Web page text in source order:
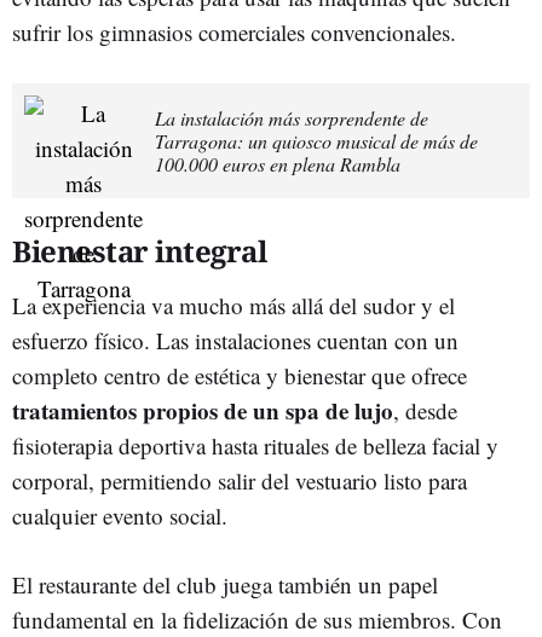
sufrir los gimnasios comerciales convencionales.
La instalación más sorprendente de
Tarragona: un quiosco musical de más de
100.000 euros en plena Rambla
Bienestar integral
La experiencia va mucho más allá del sudor y el
esfuerzo físico. Las instalaciones cuentan con un
completo centro de estética y bienestar que ofrece
tratamientos propios de un spa de lujo, desde
fisioterapia deportiva hasta rituales de belleza facial y
corporal, permitiendo salir del vestuario listo para
cualquier evento social.
El restaurante del club juega también un papel
fundamental en la fidelización de sus miembros. Con